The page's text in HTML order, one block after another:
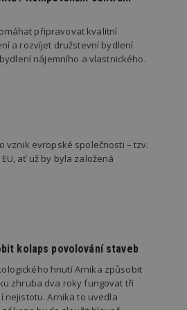
připravovat kvalitní
a rozvíjet družstevní bydlení
nájemního a vlastnického.
vznik evropské společnosti – tzv.
ať už by byla založená
kolaps povolování staveb
hnutí Arnika způsobit
zhruba dva roky fungovat tři
nejistotu. Arnika to uvedla
vzorkování dat definovaného limitem
53
sekund
Tento soubor cookie je přidružen k
Správce značek Google k načtení
stránku. Pokud je použit, lze jej
nutný, protože bez něj jiné skripty
minut
sekund
začátek cesty uživatele pro celkový
Neobsahuje žádné identifikovatelné
minut
53
1 rok
Jedná se o soubor cookie, který slouží
dalších souborů cookie návštěvníkem